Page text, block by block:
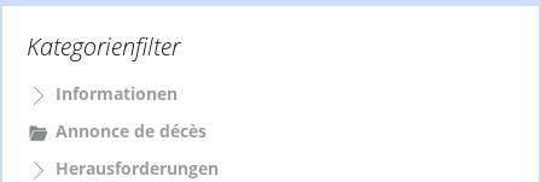
n
a
h
Kategorienfilter
Informationen
Annonce de décès
Herausforderungen